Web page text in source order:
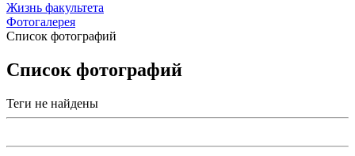
Жизнь факультета
Фотогалерея
Список фотографий
Список фотографий
Теги не найдены